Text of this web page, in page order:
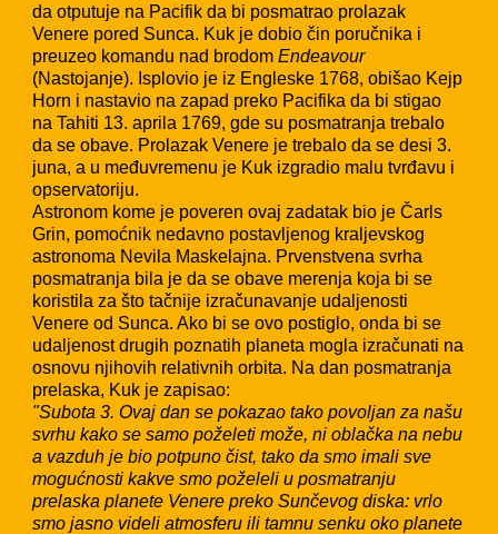
da otputuje na Pacifik da bi posmatrao prolazak
Venere pored Sunca. Kuk je dobio čin poručnika i
preuzeo komandu nad brodomEndeavour
(Nastojanje). Isplovio je iz Engleske 1768, obišao Kejp
Horn i nastavio na zapad preko Pacifika da bi stigao
na Tahiti 13. aprila 1769, gde su posmatranja trebalo
da se obave. Prolazak Venere je trebalo da se desi 3.
juna, a u međuvremenu je Kuk izgradio malu tvrđavu i
opservatoriju.
Astronom kome je poveren ovaj zadatak bio je Čarls
Grin, pomoćnik nedavno postavljenog kraljevskog
astronoma Nevila Maskelajna. Prvenstvena svrha
posmatranja bila je da se obave merenja koja bi se
koristila za što tačnije izračunavanje udaljenosti
Venere od Sunca. Ako bi se ovo postiglo, onda bi se
udaljenost drugih poznatih planeta mogla izračunati na
osnovu njihovih relativnih orbita. Na dan posmatranja
prelaska, Kuk je zapisao:
"Subota 3. Ovaj dan se pokazao tako povoljan za našu
svrhu kako se samo poželeti može, ni oblačka na nebu
a vazduh je bio potpuno čist, tako da smo imali sve
mogućnosti kakve smo poželeli u posmatranju
prelaska planete Venere preko Sunčevog diska: vrlo
smo jasno videli atmosferu ili tamnu senku oko planete